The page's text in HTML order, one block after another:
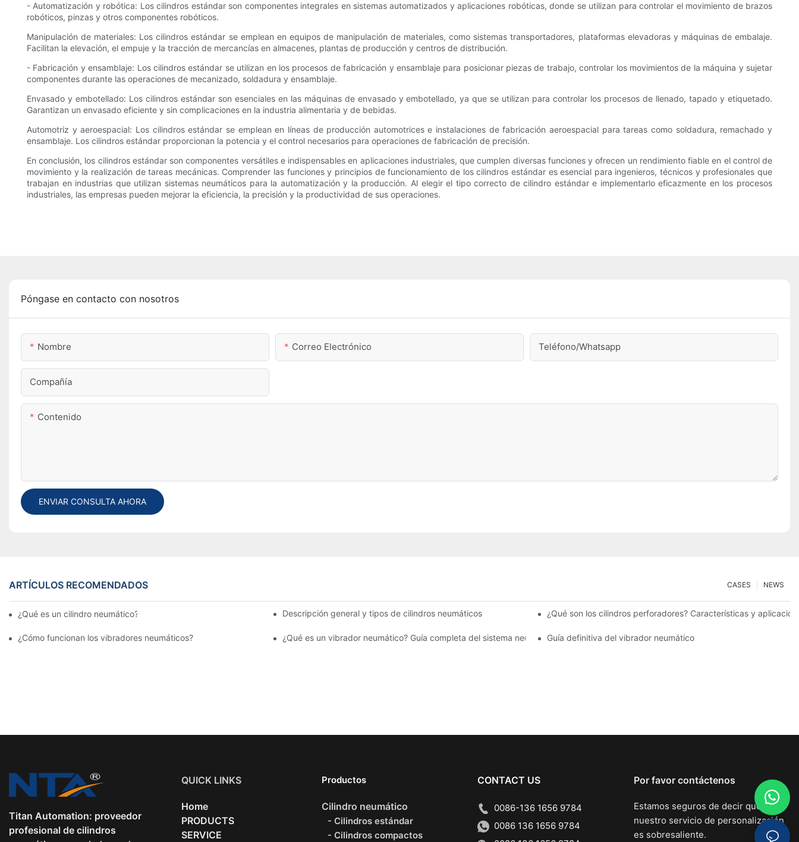
- Automatización y robótica: Los cilindros estándar son componentes integrales en sistemas automatizados y aplicaciones robóticas, donde se utilizan para controlar el movimiento de brazos
robóticos, pinzas y otros componentes robóticos.
Manipulación de materiales: Los cilindros estándar se emplean en equipos de manipulación de materiales, como sistemas transportadores, plataformas elevadoras y máquinas de embalaje.
Facilitan la elevación, el empuje y la tracción de mercancías en almacenes, plantas de producción y centros de distribución.
- Fabricación y ensamblaje: Los cilindros estándar se utilizan en los procesos de fabricación y ensamblaje para posicionar piezas de trabajo, controlar los movimientos de la máquina y sujetar
componentes durante las operaciones de mecanizado, soldadura y ensamblaje.
Envasado y embotellado: Los cilindros estándar son esenciales en las máquinas de envasado y embotellado, ya que se utilizan para controlar los procesos de llenado, tapado y etiquetado.
Garantizan un envasado eficiente y sin complicaciones en la industria alimentaria y de bebidas.
Automotriz y aeroespacial: Los cilindros estándar se emplean en líneas de producción automotrices e instalaciones de fabricación aeroespacial para tareas como soldadura, remachado y
ensamblaje. Los cilindros estándar proporcionan la potencia y el control necesarios para operaciones de fabricación de precisión.
En conclusión, los cilindros estándar son componentes versátiles e indispensables en aplicaciones industriales, que cumplen diversas funciones y ofrecen un rendimiento fiable en el control de
movimiento y la realización de tareas mecánicas. Comprender las funciones y principios de funcionamiento de los cilindros estándar es esencial para ingenieros, técnicos y profesionales que
trabajan en industrias que utilizan sistemas neumáticos para la automatización y la producción. Al elegir el tipo correcto de cilindro estándar e implementarlo eficazmente en los procesos
industriales, las empresas pueden mejorar la eficiencia, la precisión y la productividad de sus operaciones.
Póngase en contacto con nosotros
Nombre Correo Electrónico Teléfono/whatsapp
Compañía
Contenido
ENVIAR CONSULTA AHORA
ARTÍCULOS RECOMENDADOS NEWS
CASES
¿Qué es un cilindro neumático? Tipos, componentes y procesos Descripción general y tipos de cilindros neumáticos ¿Qué son los cilindros perforadores? Características y
¿Cómo funcionan los vibradores neumáticos? ¿Qué es un vibrador neumático? Guía completa del sistema neumáticoGuía definitiva del vibrador neumático
Titan Automation: proveedor
profesional de cilindros
QUICK LINKS
Home
PRODUCTS
SERVICE
Productos
Cilindro neumático
- Cilindros estándar
- Cilindros compactos
CONTACT US
0086-136 1656 9784
0086 136 1656 9784
Por favor contáctenos
Estamos seguros de decir que
nuestro servicio de personalización
es sobresaliente.